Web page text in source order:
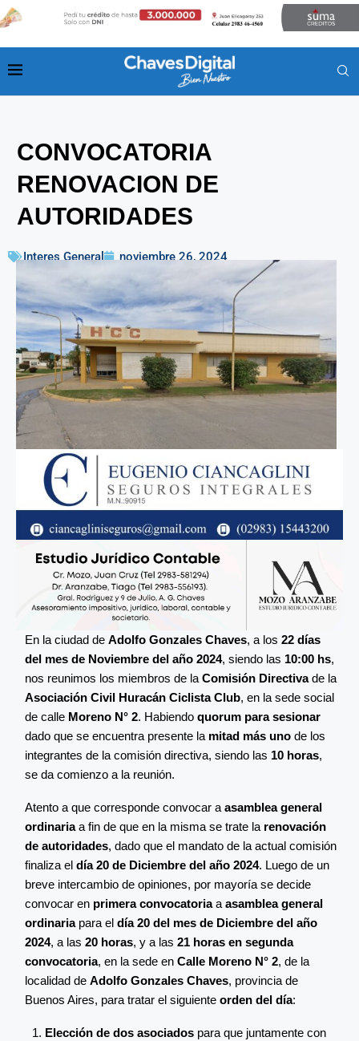
CONVOCATORIA
RENOVACION DE
AUTORIDADES
Interes General noviembre 26, 2024
En la ciudad de Adolfo Gonzales Chaves, a los 22 días
del mes de Noviembre del año 2024, siendo las 10:00 hs,
nos reunimos los miembros de la Comisión Directivade la
Asociación Civil Huracán Ciclista Club, en la sede social
de calle Moreno N° 2. Habiendo quorum para sesionar
dado que se encuentra presente la mitad más uno de los
integrantes de la comisión directiva, siendo las 10 horas,
se da comienzo a la reunión.
Atento a que corresponde convocar a asamblea general
ordinariaa fin de que en la misma se trate la renovación
de autoridades, dado que el mandato de la actual comisión
finaliza el día 20 de Diciembre del año 2024. Luego de un
breve intercambio de opiniones, por mayoría se decide
convocar en primera convocatoriaa asamblea general
ordinariapara el día 20 del mes de Diciembre del año
2024, a las 20 horas, y a las 21 horas en segunda
convocatoria, en la sede en Calle Moreno N° 2, de la
localidad de Adolfo Gonzales Chaves, provincia de
Buenos Aires, para tratar el siguiente orden del día:
Elección de dos asociados para que juntamente con